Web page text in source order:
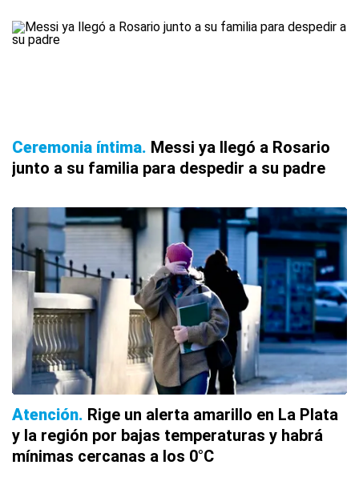
Ceremonia íntima Messi ya llegó a Rosario
junto a su familia para despedir a su padre
Atención Rige un alerta amarillo en La Plata
y la región por bajas temperaturas y habrá
mínimas cercanas a los 0°C